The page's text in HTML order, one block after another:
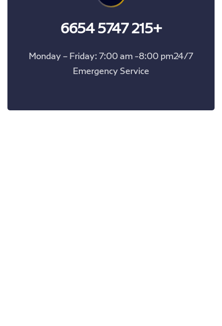
+215 5747 6654
Monday – Friday: 7:00 am -8:00 pm24/7
Emergency Service